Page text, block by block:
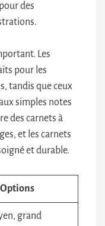
des
Les
pour les
tandis que ceux
simples notes
des carnets à
et les carnets
et durable.
Options
grand